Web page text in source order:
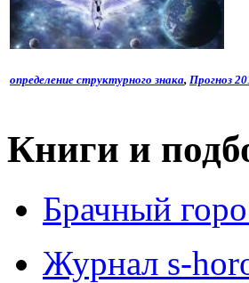
определение структурного знака, Прогноз
Книги и
Брачный
Журнал s-